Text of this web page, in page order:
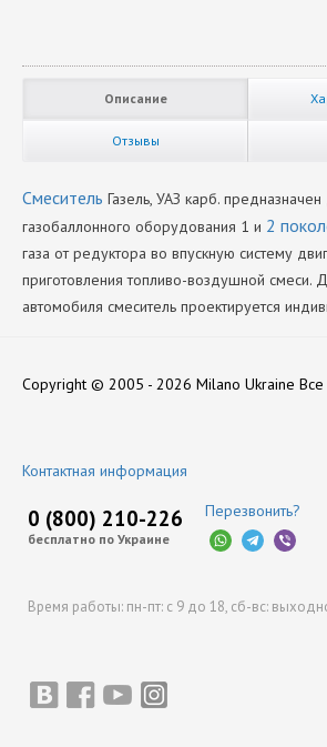
Описание
Отзывы
Смеситель Газель, УАЗ карб. предназначен
газобаллонного оборудования 1 и 2
газа от редуктора во впускную систему
приготовления топливо-воздушной смеси.
автомобиля смеситель проектируется
Copyright © 2005 - 2026 Milano Ukraine
Контактная информация
0 (800) 210-226
бесплатно по Украине
Перезвонить?
Время работы: пн-пт: с 9 до 18, сб-вс: